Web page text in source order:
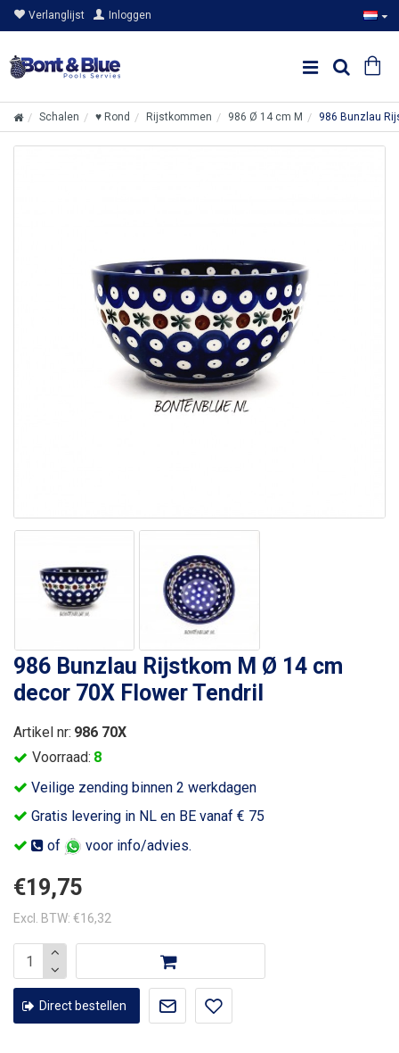
Verlanglijst Inloggen
Schalen ♥ Rond Rijstkommen 986 Ø 14 cm M 986 Bunzlau
986 Bunzlau Rijstkom M Ø 14 cm
decor 70X Flower Tendril
Veilige zending binnen 2 werkdagen
Gratis levering in NL en BE vanaf € 75
of
voor info/advies.
Voorraad: 8
Artikel nr: 986 70X
€19,75
Excl. BTW: €16,32
Direct bestellen